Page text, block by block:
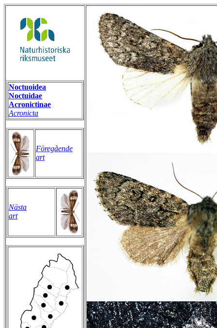
Noctuoidea
Noctuidae
Acronictinae
Acronicta
Föregående
art
Nästa
art